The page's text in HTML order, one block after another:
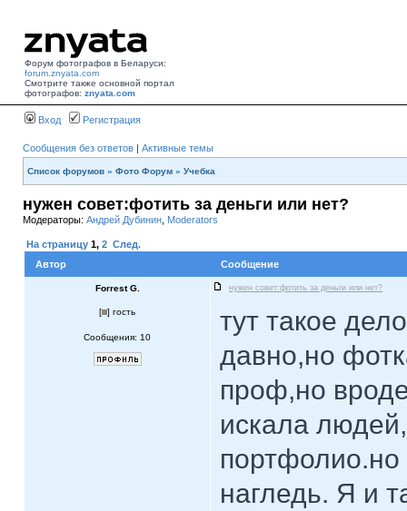
Форум фотографов в Беларуси:
forum.znyata.com
Смотрите также основной портал
фотографов: znyata.com
Вход Регистрация
Сообщения без ответов | Активные темы
Список форумов » Фото Форум » Учебка
нужен совет:фотить за деньги или нет?
Модераторы: Андрей Дубинин Moderators
На страницу 1, 2 След.
Автор
Сообщение
Forrest G. нужен совет:фотить за деньги или нет?
[ ] гость
Сообщения: 10
тут такое
давно,но
проф,но
искала
нагледь. Я и